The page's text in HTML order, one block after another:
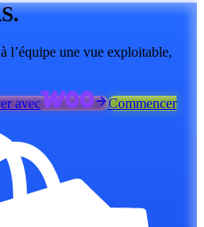
l’équipe une vue exploitable,
avec
Commencer